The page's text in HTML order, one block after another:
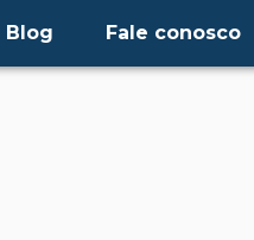
Blog Fale conosco